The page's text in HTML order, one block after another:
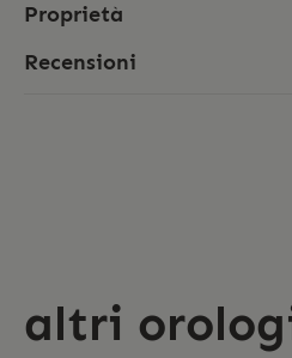
Proprietà
Recensioni
altri